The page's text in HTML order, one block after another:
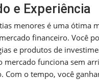
e Experiência
menores é uma ótima
financeiro. Você
e produtos de
mercado funciona sem
Com o tempo, você